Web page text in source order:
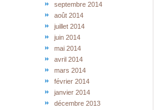
septembre 2014
août 2014
juillet 2014
juin 2014
mai 2014
avril 2014
mars 2014
février 2014
janvier 2014
décembre 2013